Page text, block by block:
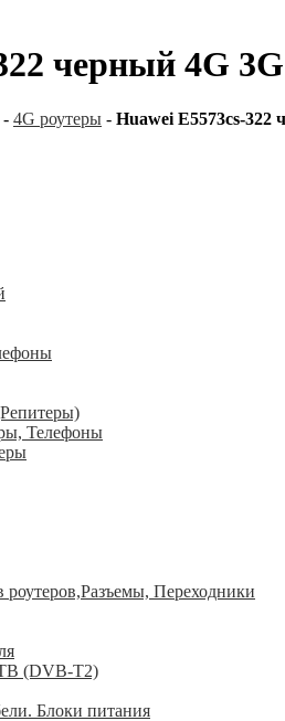
черный 4G
- 4G роутеры - Huawei E5573cs-322
Телефоны
Переходники
(DVB-T2)
Блоки питания